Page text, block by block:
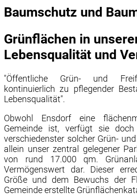
Baumschutz und
Grünflächen in
Lebensqualität und
"Öffentliche Grün- und
kontinuierlich zu pflegender
Lebensqualität".
Obwohl Ensdorf eine
Gemeinde ist, verfügt sie doch
verschiedenster solcher Grün-
allein unser zentral gelegener
von rund 17.000 qm.
Vermögenswert dar. Dieser
Größe und dem Bewuchs der
Gemeinde erstellte